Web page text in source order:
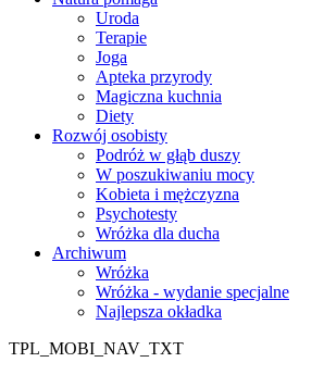
Uroda
Terapie
Joga
Apteka przyrody
Magiczna kuchnia
Diety
Rozwój osobisty
Podróż w głąb duszy
W poszukiwaniu mocy
Kobieta i mężczyzna
Psychotesty
Wróżka dla ducha
Archiwum
Wróżka
Wróżka - wydanie specjalne
Najlepsza okładka
TPL_MOBI_NAV_TXT